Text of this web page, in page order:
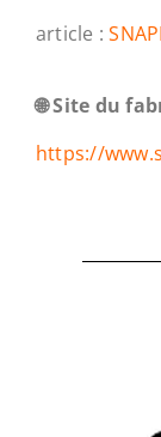
article :
🌐 Site du
https://